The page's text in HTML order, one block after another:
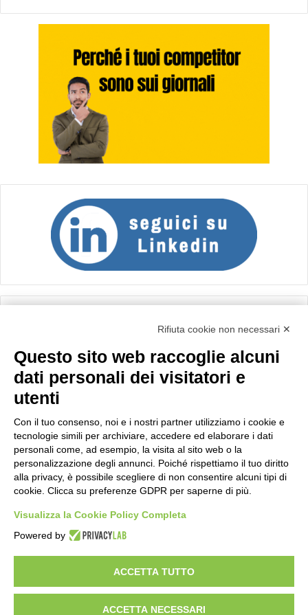
Importo netto (€):
Calcola
Scorporo IVA
Importo lordo (€):
Rifiuta cookie non necessari ✕
Questo sito web raccoglie alcuni
dati personali dei visitatori e
utenti
Con il tuo consenso, noi e i nostri partner utilizziamo i cookie e
tecnologie simili per archiviare, accedere ed elaborare i dati
personali come, ad esempio, la visita al sito web o la
personalizzazione degli annunci. Poiché rispettiamo il tuo diritto
alla privacy, è possibile scegliere di non consentire alcuni tipi di
cookie. Clicca su preferenze GDPR per saperne di più.
Visualizza la Cookie Policy Completa
Powered by
ACCETTA TUTTO
ACCETTA NECESSARI